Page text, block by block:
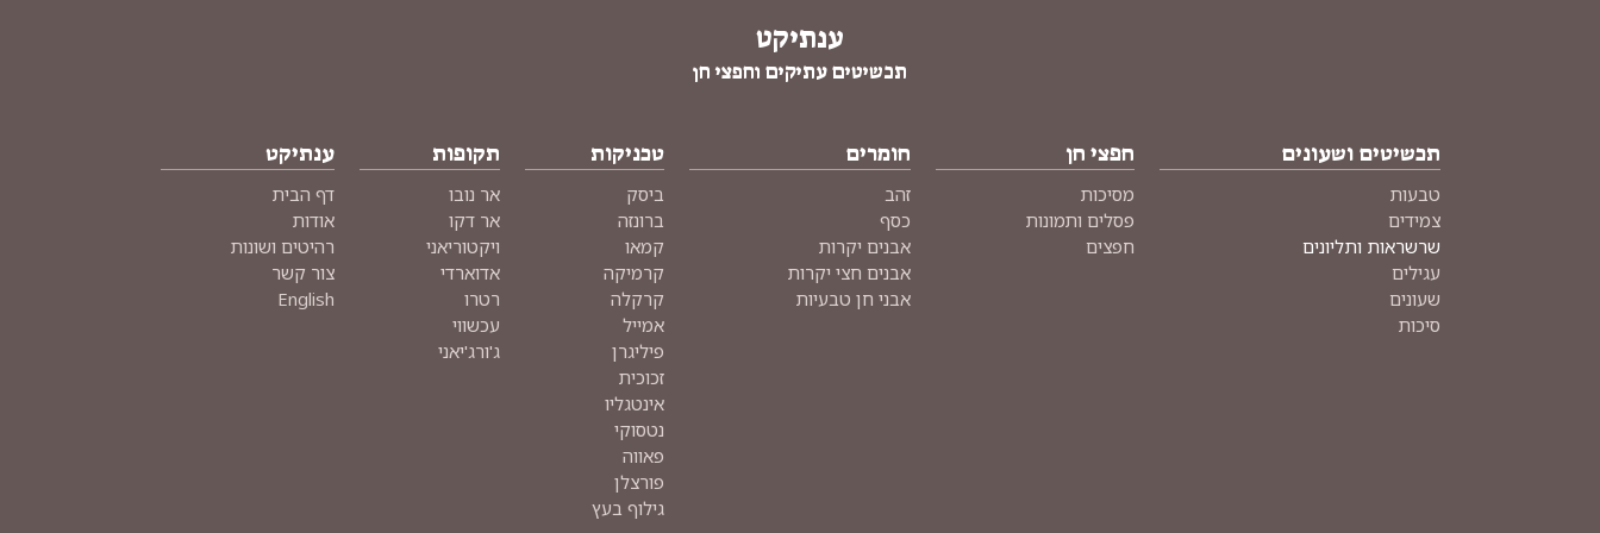
ענתיקט
תכשיטים עתיקים וחפצי חן
תכשיטים ושעונים
טבעות
צמידים
שרשראות ותליונים
עגילים
שעונים
סיכות
חפצי חן
מסיכות
פסלים ותמונות
חפצים
חומרים
זהב
כסף
אבנים יקרות
אבנים חצי יקרות
אבני חן טבעיות
טכניקות
ביסק
ברונזה
קמאו
קרמיקה
קרקלה
אמייל
פיליגרן
זכוכית
אינטגליו
נטסוקי
פאווה
פורצלן
גילוף בעץ
תקופות
אר נובו
אר דקו
ויקטוריאני
אדוארדי
רטרו
עכשווי
ג'ורג'יאני
ענתיקט
דף הבית
אודות
רהיטים ושונות
צור קשר
English